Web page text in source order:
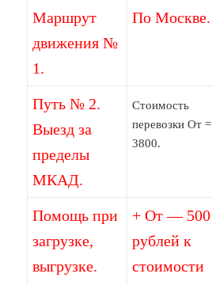
Маршрут
движения №
1.
По Москве.
Путь № 2.
Выезд за
пределы
МКАД.
Стоимость
перевозки От =
3800.
Помощь при
загрузке,
выгрузке.
+ От — 500
рублей к
стоимости